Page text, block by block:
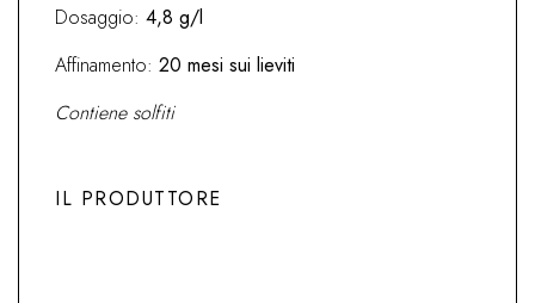
Dosaggio: 4,8 g/l
Affinamento: 20 mesi sui lieviti
Contiene solfiti
IL PRODUTTORE